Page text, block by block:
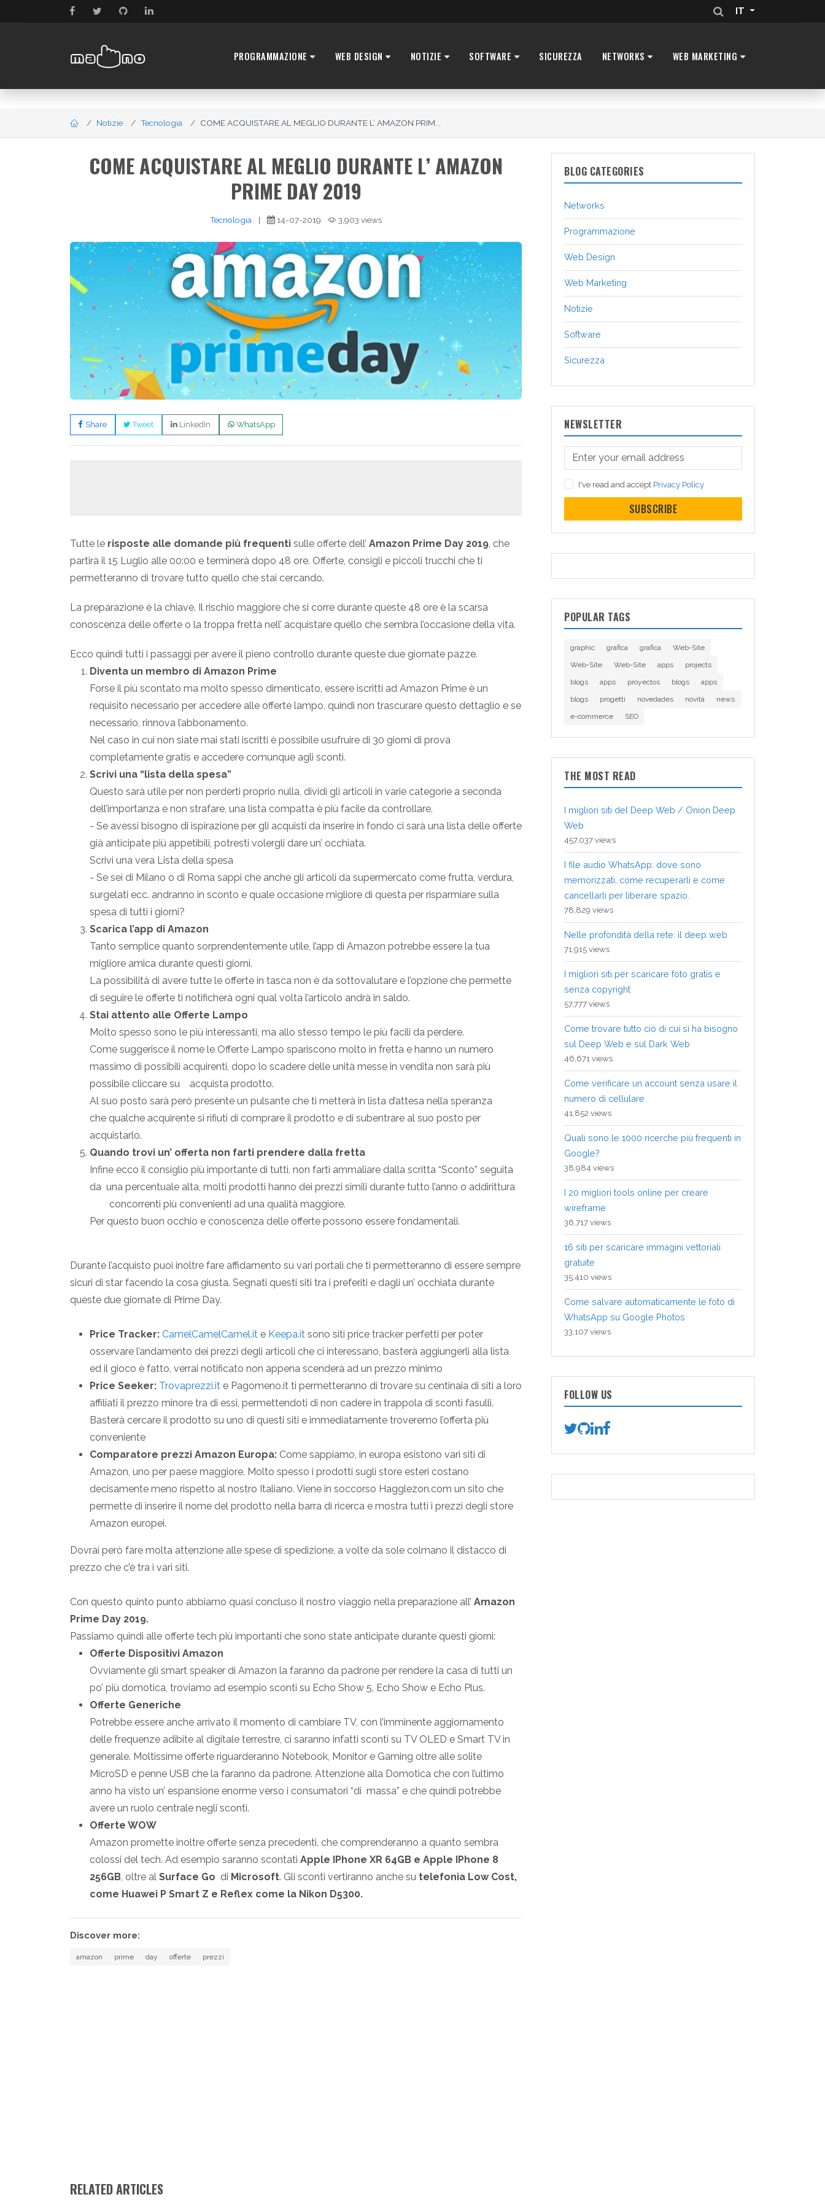
IT
PROGRAMMAZIONE WEB DESIGN NOTIZIE SOFTWARE SICUREZZA NETWORKS WEB MARKETING
Notizie Tecnologia COME ACQUISTARE AL MEGLIO DURANTE L’ AMAZON PRIM...
COME ACQUISTARE AL MEGLIO DURANTE L’ AMAZON
PRIME DAY 2019
Tecnologia | 14-07-2019 3,903 views
Share Tweet LinkedIn WhatsApp
Tutte le risposte alle domande più frequenti sulle offerte dell’ Amazon Prime Day 2019 , che
partirà il 15 Luglio alle 00:00 e terminerà dopo 48 ore. Offerte, consigli e piccoli trucchi che ti
permetteranno di trovare tutto quello che stai cercando.
La preparazione è la chiave. Il rischio maggiore che si corre durante queste 48 ore è la scarsa
conoscenza delle offerte o la troppa fretta nell’ acquistare quello che sembra l’occasione della vita.
Ecco quindi tutti i passaggi per avere il pieno controllo durante queste due giornate pazze.
Diventa un membro di Amazon Prime
Forse il più scontato ma molto spesso dimenticato, essere iscritti ad Amazon Prime è un
requisito necessario per accedere alle offerte lampo, quindi non trascurare questo dettaglio e se
necessario, rinnova l’abbonamento.
Nel caso in cui non siate mai stati iscritti è possibile usufruire di 30 giorni di prova
completamente gratis e accedere comunque agli sconti.
Scrivi una “lista della spesa”
Questo sarà utile per non perderti proprio nulla, dividi gli articoli in varie categorie a seconda
dell’importanza e non strafare, una lista compatta è più facile da controllare.
- Se avessi bisogno di ispirazione per gli acquisti da inserire in fondo ci sarà una lista delle offerte
già anticipate più appetibili, potresti volergli dare un’ occhiata.
Scrivi una vera Lista della spesa
- Se sei di Milano o di Roma sappi che anche gli articoli da supermercato come frutta, verdura,
surgelati ecc. andranno in sconto e quale occasione migliore di questa per risparmiare sulla
spesa di tutti i giorni?
Scarica l’app di Amazon
Tanto semplice quanto sorprendentemente utile, l’app di Amazon potrebbe essere la tua
migliore amica durante questi giorni.
La possibilità di avere tutte le offerte in tasca non è da sottovalutare e l’opzione che permette
di seguire le offerte ti notificherà ogni qual volta l’articolo andrà in saldo.
Stai attento alle Offerte Lampo
Molto spesso sono le più interessanti, ma allo stesso tempo le più facili da perdere.
Come suggerisce il nome le Offerte Lampo spariscono molto in fretta e hanno un numero
massimo di possibili acquirenti, dopo lo scadere delle unità messe in vendita non sarà più
possibile cliccare su acquista prodotto.
Al suo posto sarà però presente un pulsante che ti metterà in lista d’attesa nella speranza
che qualche acquirente si rifiuti di comprare il prodotto e di subentrare al suo posto per
acquistarlo.
Quando trovi un’ offerta non farti prendere dalla fretta
Infine ecco il consiglio più importante di tutti, non farti ammaliare dalla scritta “Sconto” seguita
da una percentuale alta, molti prodotti hanno dei prezzi simili durante tutto l’anno o addirittura
concorrenti più convenienti ad una qualità maggiore.
Per questo buon occhio e conoscenza delle offerte possono essere fondamentali.
Durante l’acquisto puoi inoltre fare affidamento su vari portali che ti permetteranno di essere sempre
sicuri di star facendo la cosa giusta. Segnati questi siti tra i preferiti e dagli un’ occhiata durante
queste due giornate di Prime Day.
Price Tracker: CamelCamelCamel.it e Keepa.it sono siti price tracker perfetti per poter
osservare l’andamento dei prezzi degli articoli che ci interessano, basterà aggiungerli alla lista
ed il gioco è fatto, verrai notificato non appena scenderà ad un prezzo minimo
Price Seeker: Trovaprezzi.it e Pagomeno.it ti permetteranno di trovare su centinaia di siti a loro
affiliati il prezzo minore tra di essi, permettendoti di non cadere in trappola di sconti fasulli.
Basterà cercare il prodotto su uno di questi siti e immediatamente troveremo l’offerta più
conveniente
Comparatore prezzi Amazon Europa: Come sappiamo, in europa esistono vari siti di
Amazon, uno per paese maggiore. Molto spesso i prodotti sugli store esteri costano
decisamente meno rispetto al nostro Italiano. Viene in soccorso Hagglezon.com un sito che
permette di inserire il nome del prodotto nella barra di ricerca e mostra tutti i prezzi degli store
Amazon europei.
Dovrai però fare molta attenzione alle spese di spedizione, a volte da sole colmano il distacco di
prezzo che c’è tra i vari siti.
Con questo quinto punto abbiamo quasi concluso il nostro viaggio nella preparazione all’ Amazon
Prime Day 2019.
Passiamo quindi alle offerte tech più importanti che sono state anticipate durante questi giorni:
Offerte Dispositivi Amazon
Ovviamente gli smart speaker di Amazon la faranno da padrone per rendere la casa di tutti un
po’ più domotica, troviamo ad esempio sconti su Echo Show 5, Echo Show e Echo Plus.
Offerte Generiche
Potrebbe essere anche arrivato il momento di cambiare TV, con l’imminente aggiornamento
delle frequenze adibite al digitale terrestre, ci saranno infatti sconti su TV OLED e Smart TV in
generale. Moltissime offerte riguarderanno Notebook, Monitor e Gaming oltre alle solite
MicroSD e penne USB che la faranno da padrone. Attenzione alla Domotica che con l’ultimo
anno ha visto un’ espansione enorme verso i consumatori “di massa” e che quindi potrebbe
avere un ruolo centrale negli sconti.
Offerte WOW
Amazon promette inoltre offerte senza precedenti, che comprenderanno a quanto sembra
colossi del tech. Ad esempio saranno scontati Apple IPhone XR 64GB e Apple IPhone 8
256GB , oltre al Surface Go di Microsoft. Gli sconti vertiranno anche su telefonia Low Cost,
come Huawei P Smart Z e Reflex come la Nikon D5300.
Discover more:
amazon prime day offerte prezzi
RELATED ARTICLES
BLOG CATEGORIES
Networks
Programmazione
Web Design
Web Marketing
Notizie
Software
Sicurezza
NEWSLETTER
I've read and accept Privacy Policy
SUBSCRIBE
POPULAR TAGS
graphic grafica grafica
Web-Site
Web-Site
Web-Site apps
projects
blogs
apps proyectos blogs
apps
blogs
progetti novedades novità
news
e-commerce
SEO
THE MOST READ
I migliori siti del Deep Web / Onion Deep
Web
457,037 views
I file audio WhatsApp: dove sono
memorizzati, come recuperarli e come
cancellarli per liberare spazio.
78,829 views
Nelle profondità della rete: il deep web
71,915 views
I migliori siti per scaricare foto gratis e
senza copyright
57,777 views
Come trovare tutto ciò di cui si ha bisogno
sul Deep Web e sul Dark Web
46,671 views
Come verificare un account senza usare il
numero di cellulare
41,852 views
Quali sono le 1000 ricerche più frequenti in
Google?
38,984 views
I 20 migliori tools online per creare
wireframe
36,717 views
16 siti per scaricare immagini vettoriali
gratuite
35,410 views
Come salvare automaticamente le foto di
WhatsApp su Google Photos
33,107 views
FOLLOW US